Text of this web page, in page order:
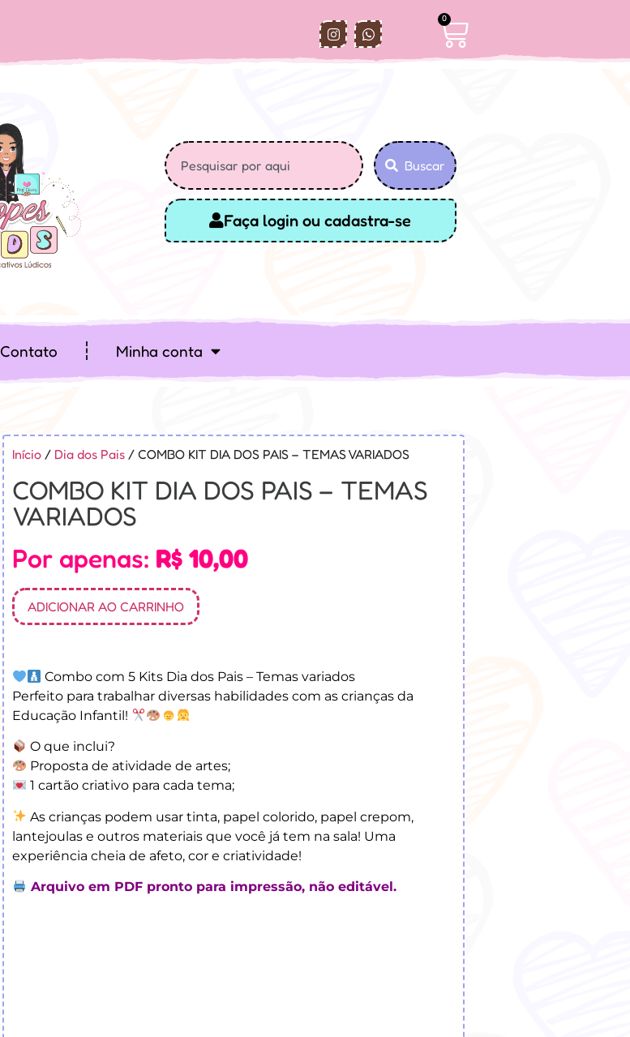
0
Buscar
Faça login ou cadastra-se
Contato Minha conta
Início / Dia dos Pais / COMBO KIT DIA DOS PAIS – TEMAS VARIADOS
COMBO KIT DIA DOS PAIS – TEMAS
VARIADOS
Por apenas: R$ 10,00
ADICIONAR AO CARRINHO
Combo com 5 Kits Dia dos Pais – Temas variados
Perfeito para trabalhar diversas habilidades com as crianças da
Educação Infantil!
O que inclui?
Proposta de atividade de artes;
1 cartão criativo para cada tema;
As crianças podem usar tinta, papel colorido, papel crepom,
lantejoulas e outros materiais que você já tem na sala! Uma
experiência cheia de afeto, cor e criatividade!
Arquivo em PDF pronto para impressão, não editável.